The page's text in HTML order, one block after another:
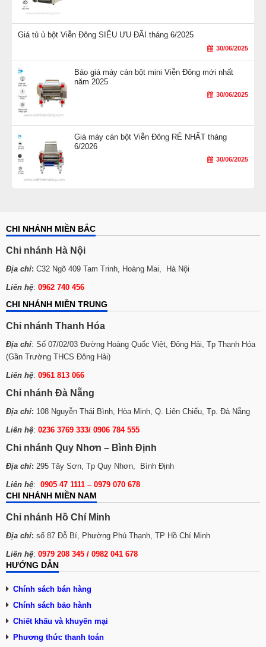
Giá tủ ủ bột Viễn Đông SIÊU ƯU ĐÃI tháng 6/2025
30/06/2025
Báo giá máy cán bột mini Viễn Đông mới nhất
năm 2025
30/06/2025
Giá máy cán bột Viễn Đông RẺ NHẤT tháng
6/2026
30/06/2025
CHI NHÁNH MIỀN BẮC
Chi nhánh Hà Nội
Địa chỉ: C32 Ngõ 409 Tam Trinh, Hoàng Mai, Hà Nội
Liên hệ: 0962 740 456
CHI NHÁNH MIỀN TRUNG
Chi nhánh Thanh Hóa
Địa chỉ: Số 07/02/03 Đường Hoàng Quốc Việt, Đông Hải, Tp Thanh Hóa
(Gần Trường THCS Đông Hải)
Liên hệ: 0961 813 066
Chi nhánh Đà Nẵng
Địa chỉ: 108 Nguyễn Thái Bình, Hòa Minh, Q. Liên Chiểu, Tp. Đà Nẵng
Liên hệ: 0236 3769 333/ 0906 784 555
Chi nhánh Quy Nhơn – Bình Định
Địa chỉ: 295 Tây Sơn, Tp Quy Nhơn, Bình Định
Liên hệ: 0905 47 1111 – 0979 070 678
CHI NHÁNH MIỀN NAM
Chi nhánh Hồ Chí Minh
Địa chỉ: số 87 Đỗ Bí, Phường Phú Thạnh, TP Hồ Chí Minh
Liên hệ: 0979 208 345 / 0982 041 678
HƯỚNG DẪN
Chính sách bán hàng
Chính sách bảo hành
Chiết khấu và khuyến mại
Phương thức thanh toán